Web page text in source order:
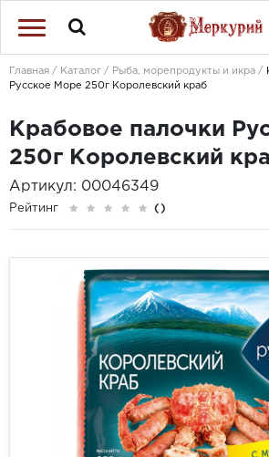
Главная Каталог Рыба, морепродукты и икра
Русское Море 250г Королевский краб
Крабовое палочки
250г Королевский
Артикул: 00046349
Рейтинг ()